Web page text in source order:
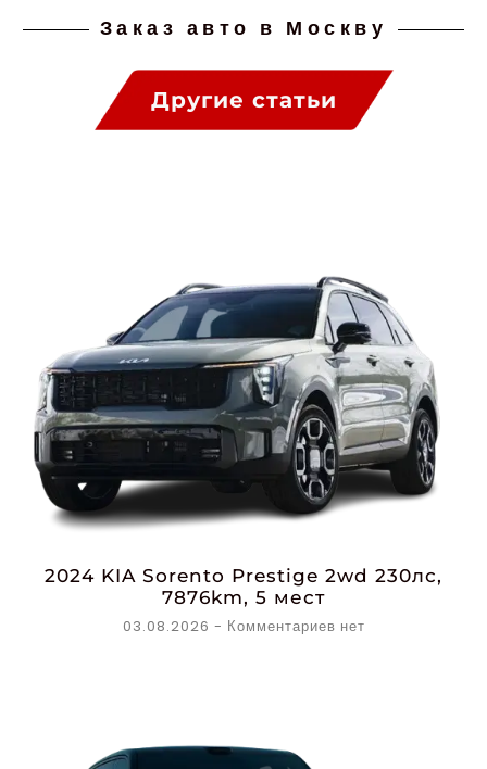
Заказ авто в Москву
Другие статьи
2024 KIA Sorento Prestige 2wd 230лс,
7876km, 5 мест
03.08.2026 Комментариев нет